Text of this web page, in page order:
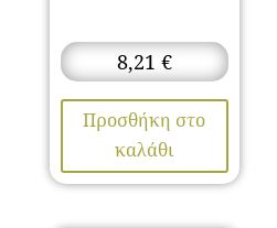
8,21 €
Προσθήκη στο
καλάθι